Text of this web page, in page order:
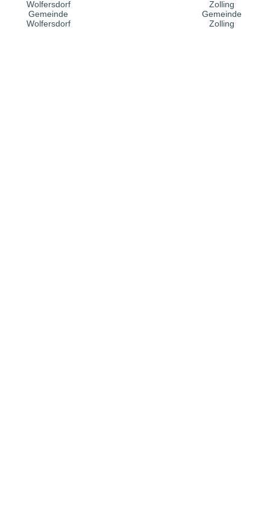
Gemeinde
Wolfersdorf
Gemeinde
Zolling